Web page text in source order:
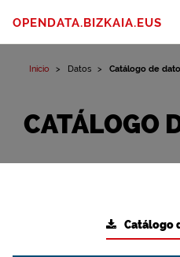
OPENDATA.BIZKAIA.EUS
Inicio Datos Catálogo de
CATÁLOGO
Catálogo